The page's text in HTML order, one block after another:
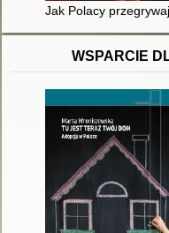
Jak Polacy
WSPARCIE